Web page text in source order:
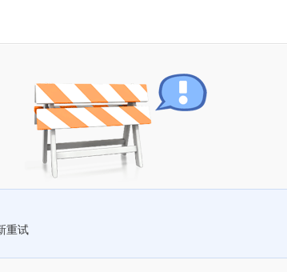
重试